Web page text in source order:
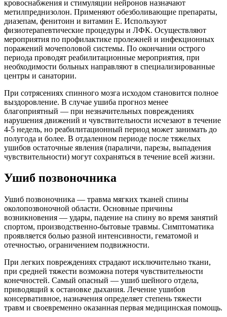
кровоснабжения и стимуляции нейронов назначают
метилпреднизолон. Применяют обезболивающие препараты,
диазепам, фенитоин и витамин Е. Используют
физиотерапевтические процедуры и ЛФК. Осуществляют
мероприятия по профилактике пролежней и инфекционных
поражений мочеполовой системы. По окончании острого
периода проводят реабилитационные мероприятия, при
необходимости больных направляют в специализированные
центры и санатории.
При сотрясениях спинного мозга исходом становится полное
выздоровление. В случае ушиба прогноз менее
благоприятный — при незначительных повреждениях
нарушения движений и чувствительности исчезают в течение
4-5 недель, но реабилитационный период может занимать до
полугода и более. В отдаленном периоде после тяжелых
ушибов остаточные явления (параличи, парезы, выпадения
чувствительности) могут сохраняться в течение всей жизни.
Ушиб позвоночника
Ушиб позвоночника — травма мягких тканей спины
околопозвоночной области. Основные причины
возникновения — удары, падение на спину во время занятий
спортом, производственно-бытовые травмы. Симптоматика
проявляется болью разной интенсивности, гематомой и
отечностью, ограничением подвижности.
При легких повреждениях страдают исключительно ткани,
при средней тяжести возможна потеря чувствительности
конечностей. Самый опасный — ушиб шейного отдела,
приводящий к остановке дыхания. Лечение ушибов
консервативное, назначения определяет степень тяжести
травм и своевременно оказанная первая медицинская помощь.